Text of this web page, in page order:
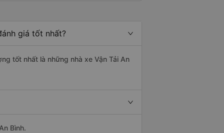
giá tốt nhất?
tốt nhất là những nhà xe Vận Tải An
Bình.